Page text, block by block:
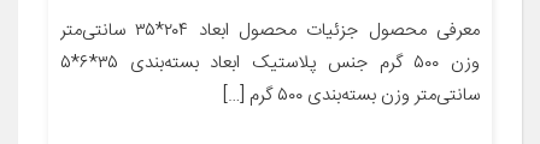
معرفی محصول جزئیات محصول ابعاد ۲۰۴*۳۵ سانتی‌متر
وزن ۵۰۰ گرم جنس پلاستیک ابعاد بسته‌بندی ۳۵*۶*۵
سانتی‌متر وزن بسته‌بندی ۵۰۰ گرم […]